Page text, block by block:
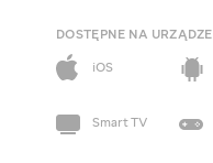
DOSTĘPNE NA
iOS
Smart TV